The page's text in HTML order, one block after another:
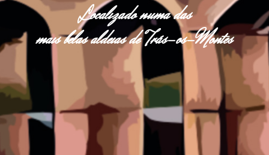
Localizado numa das
mais belas aldeias de Trás-os-Montes